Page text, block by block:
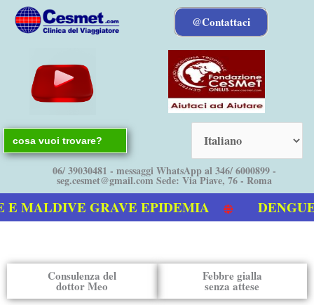
@Contattaci
Search
for:
06/ 39030481 - messaggi WhatsApp al 346/ 6000899 -
seg.cesmet@gmail.com Sede: Via Piave, 76 - Roma
MALDIVE GRAVE EPIDEMIA
DENGUE
Consulenza del
dottor Meo
Febbre gialla
senza attese